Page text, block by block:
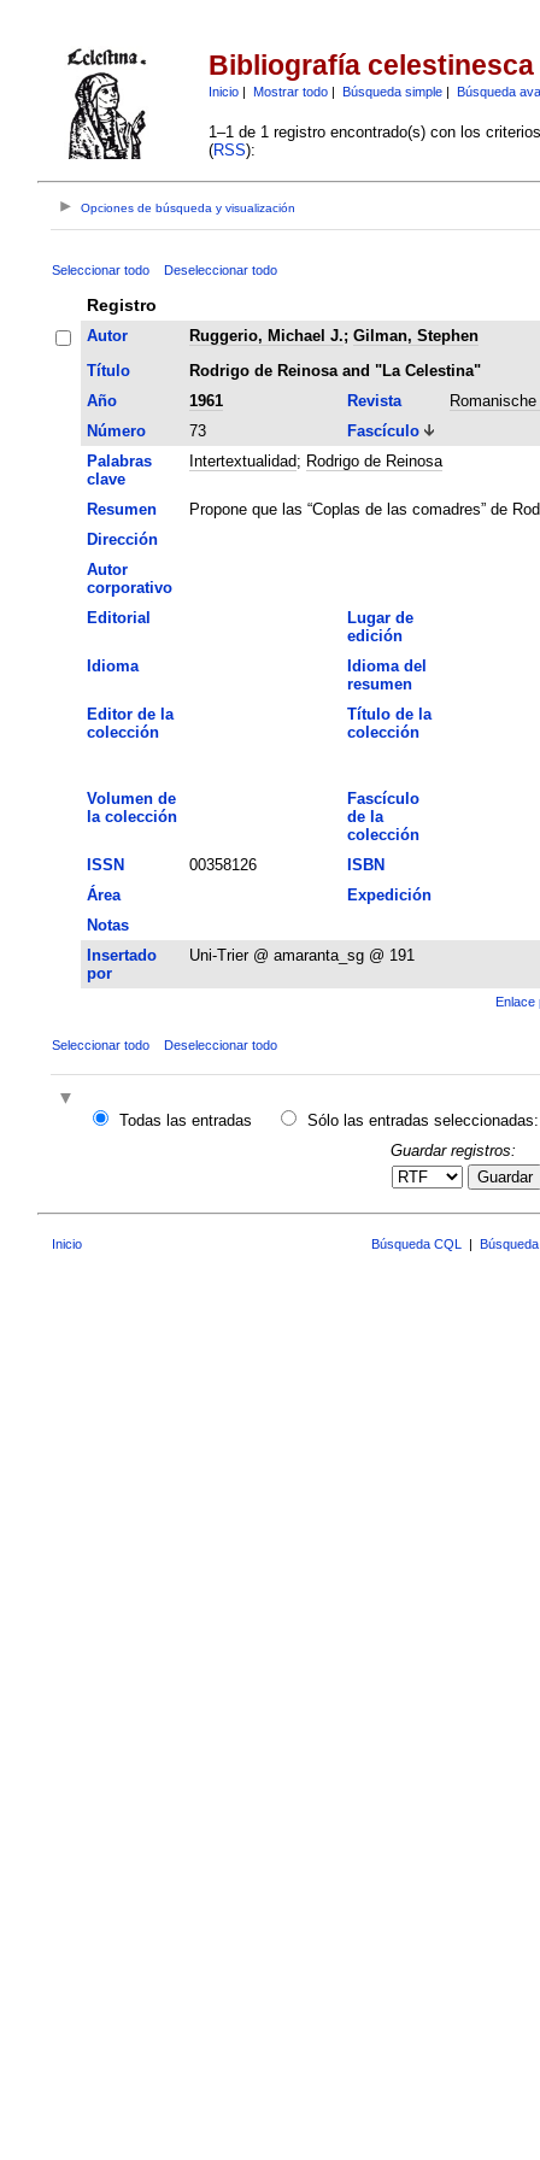
Bibliografía celestinesca
Inicio| Mostrar todo| Búsqueda simple| Búsqueda
1–1 de 1 registro encontrado(s) con los
(RSS):
Opciones de búsqueda y visualización
Seleccionar todo Deseleccionar todo
Registro
Autor Ruggerio, Michael J.; Gilman, Stephen
Título
Rodrigo de Reinosa and "La Celestina"
Año
1961 Revista
Número
73
Fascículo
Palabras
clave
Intertextualidad; Rodrigo de Reinosa
Resumen
Propone que las “Coplas de las comadres” de
Dirección
Autor
corporativo
Editorial
Lugar de
edición
Idioma
Idioma del
resumen
Editor de la
colección
Título de la
colección
Volumen de
la colección
Fascículo
de la
colección
ISSN
00358126
ISBN
Área
Expedición
Notas
Insertado
por
Uni-Trier @ amaranta_sg @ 191
Enlace
Seleccionar todo Deseleccionar todo
Todas las entradas
Sólo las entradas seleccionadas:
Guardar registros:
Guardar
Inicio Búsqueda CQL